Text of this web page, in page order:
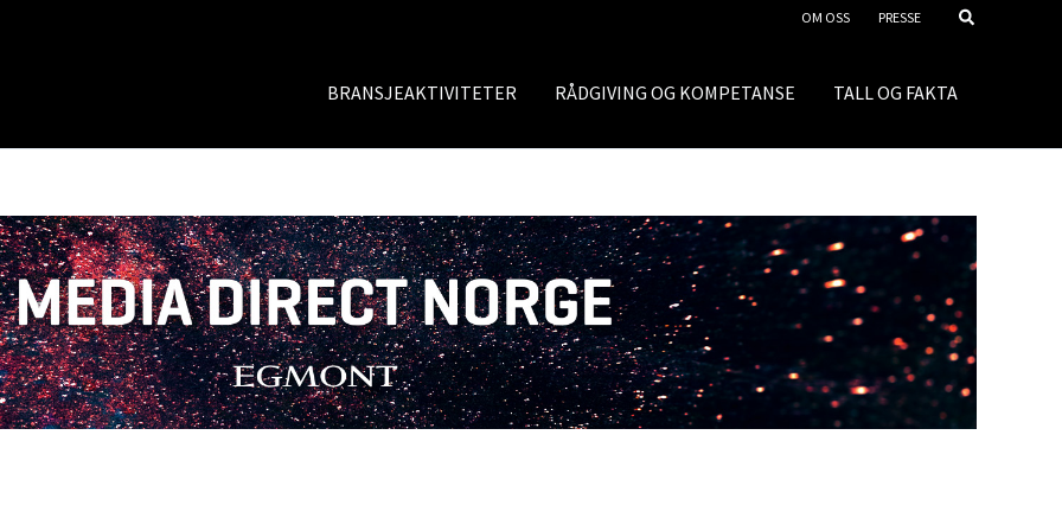
OM OSS PRESSE
BRANSJEAKTIVITETER RÅDGIVING OG KOMPETANSE TALL OG FAKTA